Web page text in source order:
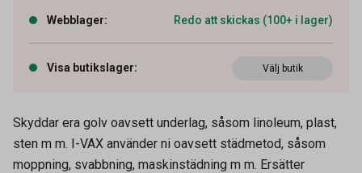
Webblager: Redo att skickas (100+ i lager)
Visa butikslager: Välj butik
Skyddar era golv oavsett underlag, såsom linoleum, plast,
sten m m. I-VAX använder ni oavsett städmetod, såsom
moppning, svabbning, maskinstädning m m. Ersätter
Artikelnummer 52030009